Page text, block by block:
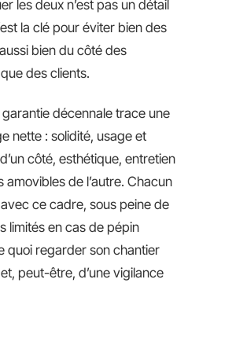
les deux n’est pas un détail
la clé pour éviter bien des
bien du côté des
des clients.
garantie décennale trace une
nette : solidité, usage et
côté, esthétique, entretien
amovibles de l’autre. Chacun
ce cadre, sous peine de
limités en cas de pépin
quoi regarder son chantier
peut-être, d’une vigilance